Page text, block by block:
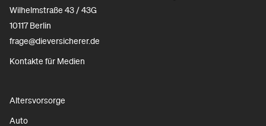
Wilhelmstraße 43 / 43G
10117 Berlin
frage@dieversicherer.de
Kontakte für Medien
Altersvorsorge
Auto